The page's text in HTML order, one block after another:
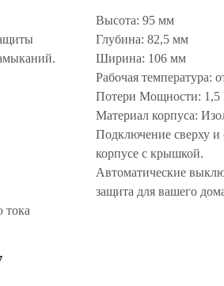
тока
Высота: 95 мм
Глубина: 82,5 мм
Ширина: 106 мм
Рабочая температура:
Потери Мощности: 1,5
Материал корпуса:
Подключение сверху и
корпусе с крышкой.
Автоматические
защита для вашего